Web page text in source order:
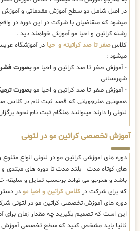
در اصل شامل دو سطح آموزش مقدماتی و
رشته کراتین و احیا مو آموزش خواهند دید .
کلاسصفر تا صد کراتینه و احیا در آموزشگاه
میشود :
- آموزش صفر تا صد کراتین و احیا موبصورت
شهرستانی
- آموزش صفر تا صد کراتین و احیا موبصورت
همچنین هنرجویانی که قصد ثبت نام در کلاس
لتونی را دارند میتوانند هنگام ثبت نام نحوه
آموزش تخصصی کراتین مو در لتونی
دوره های اموزشی کراتین مو در لتونی انواع متنوع
های کوتاه مدت ، بلند مدت تا دوره های مبتدی و
باشد و هنرجو می تواند برحسب تمایل و سلیقه
که برای شرکت در کلاس کراتین و احیا مو در
دوره های آموزش تخصصی کراتین مو در لتونی
این است که تصمیم بگیرید چه مقدار زمان
ثانیا باید مشخص کنید که سطح تخصصی آموزش